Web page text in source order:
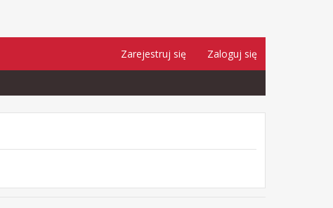
Zaloguj się
Zarejestruj się